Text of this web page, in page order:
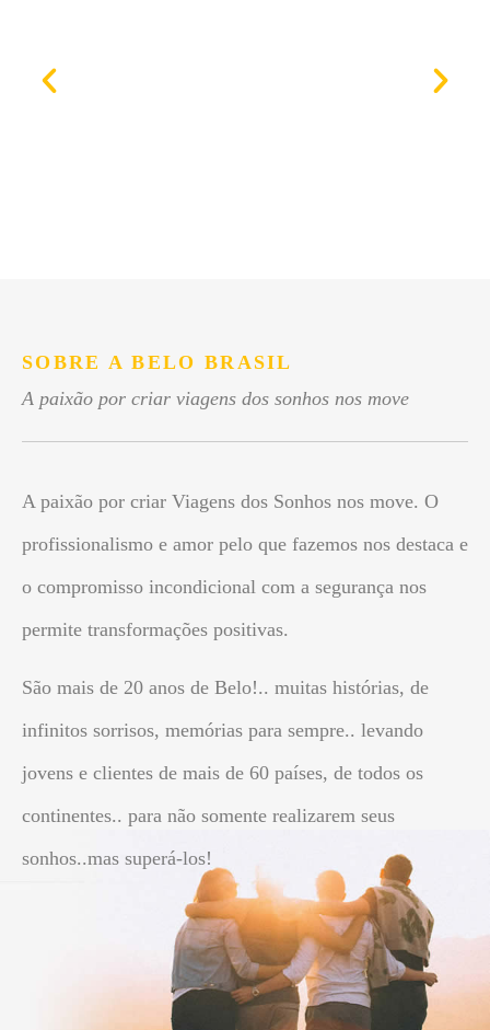
SOBRE A BELO BRASIL
A paixão por criar viagens dos sonhos nos move
A paixão por criar Viagens dos Sonhos nos move. O
profissionalismo e amor pelo que fazemos nos destaca e
o compromisso incondicional com a segurança nos
permite transformações positivas.
São mais de 20 anos de Belo!.. muitas histórias, de
infinitos sorrisos, memórias para sempre.. levando
jovens e clientes de mais de 60 países, de todos os
continentes.. para não somente realizarem seus
sonhos..mas superá-los!